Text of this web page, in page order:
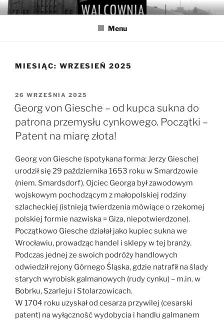
Przejdź
do
WALCOWNIA
Muzeum Hutnictwa Cynku
Menu
MIESIĄC: WRZESIEŃ 2025
OPUBLIKOWANE
W
26 WRZEŚNIA 2025
Georg von Giesche – od kupca sukna do
patrona przemysłu cynkowego. Początki –
Patent na miarę złota!
Georg von Giesche (spotykana forma: Jerzy Giesche)
urodził się 29 października 1653 roku w Smardzowie
(niem. Smardsdorf). Ojciec Georga był zawodowym
wojskowym pochodzącym z małopolskiej rodziny
szlacheckiej (istnieją twierdzenia mówiące o rzekomej
polskiej formie nazwiska = Giza, niepotwierdzone).
Początkowo Giesche działał jako kupiec sukna we
Wrocławiu, prowadząc handel i sklepy w tej branży.
Podczas jednej ze swoich podróży handlowych
odwiedził rejony Górnego Śląska, gdzie natrafił na ślady
starych wyrobisk galmanowych (rudy cynku) – m.in. w
Bobrku, Szarleju i Stolarzowicach.
W 1704 roku uzyskał od cesarza przywilej (cesarski
patent) na wyłączność wydobycia i handlu galmanem